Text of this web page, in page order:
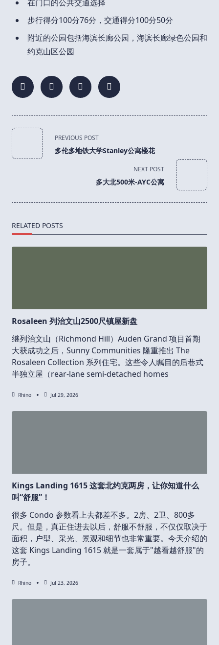
在门口的公共交通选择
步行得分100分76分，交通得分100分50分
附近的公园包括海滨长廊公园，海滨长廊绿色公园和
约克山区公园
<span
class="nav-
subtitle
PREVIOUS POST
多伦多地铁大学Stanley公寓楼花
NEXT POST
多大北500米-AYC公寓
RELATED POSTS
Rosaleen 列治文山2500尺镇屋新盘
继列治文山（Richmond Hill）Auden Grand 项目首期
大获成功之后，Sunny Communities 隆重推出 The
Rosaleen Collection 系列住宅。这些令人瞩目的后巷式
半独立屋（rear-lane semi-detached homes
Rhino Jul 29, 2026
Kings Landing 1615 这套北约克两房，让你知道什么
叫“舒服”！
很多 Condo 参数看上去都差不多。2房、2卫、800多
尺。但是，真正住进去以后，舒服不舒服，不仅仅取决于
面积，户型、采光、景观和细节也非常重要。今天介绍的
这套 Kings Landing 1615 就是一套属于"越看越舒服"的
房子。
Rhino Jul 23, 2026